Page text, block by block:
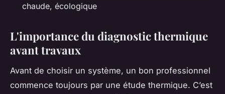
chaude, écologique
L'importance du diagnostic thermique
avant travaux
Avant de choisir un système, un bon professionnel
commence toujours par une étude thermique. C’est